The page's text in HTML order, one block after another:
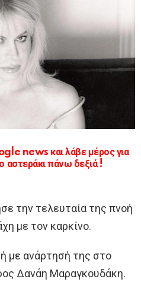
news και λάβε μέρος για
πάνω δεξιά !
την τελευταία της πνοή
με τον καρκίνο.
με ανάρτησή της στο
Δανάη Μαραγκουδάκη.